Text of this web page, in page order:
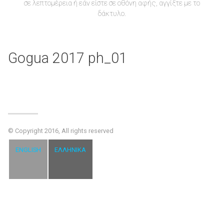
σε λεπτομέρεια ή εάν είστε σε οθόνη αφής, αγγίξτε με το
δάκτυλο.
Gogua 2017 ph_01
© Copyright 2016, All rights reserved
ENGLISH ΕΛΛΗΝΙΚΆ